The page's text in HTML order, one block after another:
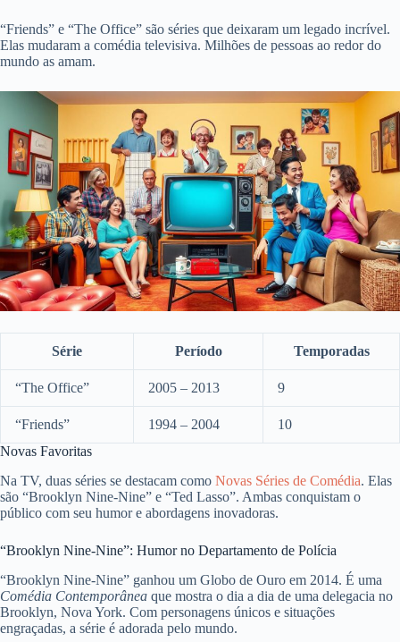
“Friends” e “The Office” são séries que deixaram um legado incrível.
Elas mudaram a comédia televisiva. Milhões de pessoas ao redor do
mundo as amam.
Série Período Temporadas
“The Office” 2005 – 2013 9
“Friends” 1994 – 2004
10
Novas Favoritas
Na TV, duas séries se destacam como Novas Séries de Comédia. Elas
são “Brooklyn Nine-Nine” e “Ted Lasso”. Ambas conquistam o
público com seu humor e abordagens inovadoras.
“Brooklyn Nine-Nine”: Humor no Departamento de Polícia
“Brooklyn Nine-Nine” ganhou um Globo de Ouro em 2014. É uma
Comédia Contemporânea que mostra o dia a dia de uma delegacia no
Brooklyn, Nova York. Com personagens únicos e situações
engraçadas, a série é adorada pelo mundo.